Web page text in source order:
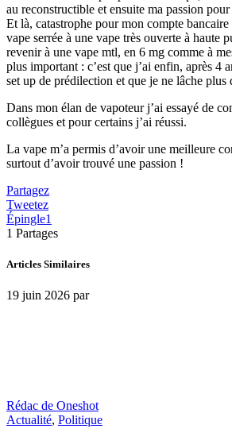
au reconstructible et ensuite ma passion
Et là, catastrophe pour mon compte bancaire
vape serrée à une vape très ouverte à haute
revenir à une vape mtl, en 6 mg comme à
plus important : c’est que j’ai enfin, après 4
set up de prédilection et que je ne lâche plus
Dans mon élan de vapoteur j’ai essayé de
collègues et pour certains j’ai réussi.
La vape m’a permis d’avoir une meilleure
surtout d’avoir trouvé une passion !
Partagez
Tweetez
Épingle1
1 Partages
Articles Similaires
19 juin 2026 par
Rédac de Oneshot
Actualité, Politique